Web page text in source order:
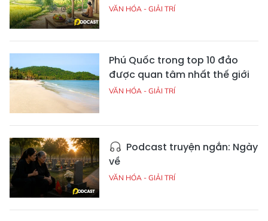
VĂN HÓA - GIẢI TRÍ
Phú Quốc trong top 10 đảo
được quan tâm nhất thế giới
VĂN HÓA - GIẢI TRÍ
Podcast truyện ngắn: Ngày
về
VĂN HÓA - GIẢI TRÍ